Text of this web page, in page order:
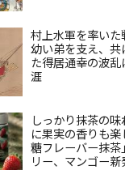
村上水軍を率いた
幼い弟を支え、共
た得居通幸の波
涯
しっかり抹茶の味
に果実の香りも
糖フレーバー抹茶
リー、マンゴー新